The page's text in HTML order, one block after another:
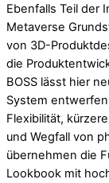
Ebenfalls Teil der
Metaverse
von 3D-
die
BOSS lässt hier
System
Flexibilität,
und Wegfall von
übernehmen die
Lookbook mit